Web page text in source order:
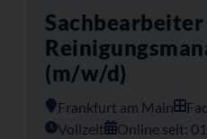
(m/w/d)
Frankfurt am Main
Vollzeit
Online seit: